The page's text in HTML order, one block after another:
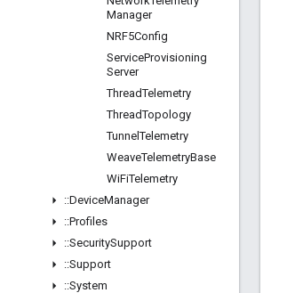
Manager
NRF5Config
ServiceProvisioning
Server
ThreadTelemetry
ThreadTopology
TunnelTelemetry
WeaveTelemetryBase
WiFiTelemetry
::DeviceManager
::Profiles
::SecuritySupport
::Support
::System